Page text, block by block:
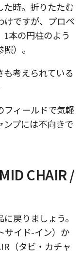
た時。折りたたむ
けですが、プロペ
本の円柱のよう
）。
考えられている
フィールドで気軽
ンプには不向きで
CHAIR /
戻りましょう。
サイド-イン）か
（タビ・カチャ